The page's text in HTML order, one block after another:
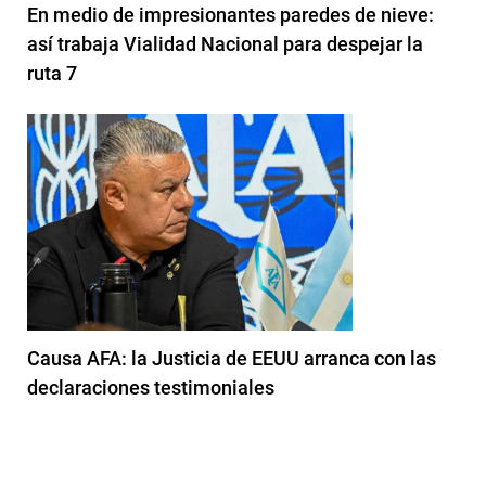
En medio de impresionantes paredes de nieve:
así trabaja Vialidad Nacional para despejar la
ruta 7
Causa AFA: la Justicia de EEUU arranca con las
declaraciones testimoniales